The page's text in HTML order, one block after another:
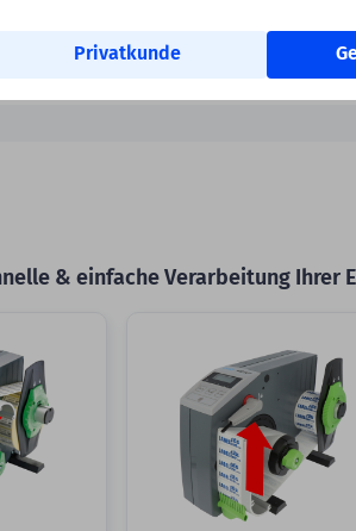
Privatkunde
mm optimiert. In der Übergangszeit kann
Die Funktionalität bleibt unverändert.
& einfache Verarbeitung Ihrer